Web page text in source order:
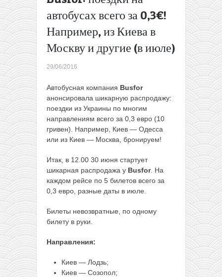
автобусах всего за 0,3€!
Например, из Киева в
Москву и другие (в июле)
29/06/2016
Автобусная компания Busfor
анонсировала шикарную распродажу:
поездки из Украины по многим
направлениям всего за 0,3 евро (10
гривен). Например, Киев — Одесса
или из Киев — Москва, бронируем!
Итак, в 12.00 30 июня стартует
шикарная распродажа у Busfor. На
каждом рейсе по 5 билетов всего за
0,3 евро, разные даты в июле.
Билеты невозвратные, по одному
билету в руки.
Направления:
Киев — Лодзь;
Киев — Созопол;
праздники за
67€!